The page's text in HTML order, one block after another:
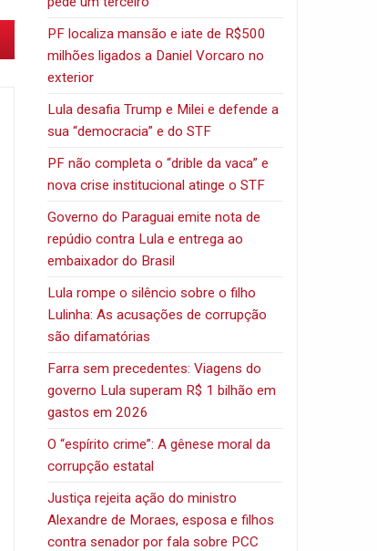
PF localiza mansão e iate de R$500
milhões ligados a Daniel Vorcaro no
exterior
Lula desafia Trump e Milei e defende a
sua “democracia” e do STF
PF não completa o “drible da vaca” e
nova crise institucional atinge o STF
Governo do Paraguai emite nota de
repúdio contra Lula e entrega ao
embaixador do Brasil
Lula rompe o silêncio sobre o filho
Lulinha: As acusações de corrupção
são difamatórias
Farra sem precedentes: Viagens do
governo Lula superam R$ 1 bilhão em
gastos em 2026
O “espírito crime”: A gênese moral da
corrupção estatal
Justiça rejeita ação do ministro
Alexandre de Moraes, esposa e filhos
contra senador por fala sobre PCC